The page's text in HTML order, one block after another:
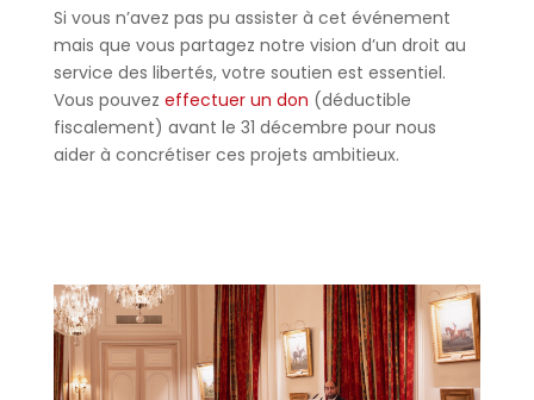
Si vous n’avez pas pu assister à cet événement
mais que vous partagez notre vision d’un droit au
service des libertés, votre soutien est essentiel.
Vous pouvez effectuer un don (déductible
fiscalement) avant le 31 décembre pour nous
aider à concrétiser ces projets ambitieux.